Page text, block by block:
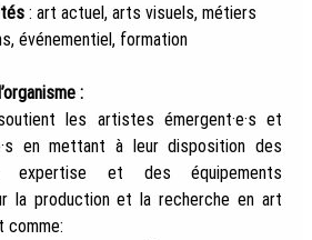
: art actuel, arts visuels, métiers
événementiel, formation
:
les artistes émergent·e·s et
en mettant à leur disposition des
expertise et des équipements
la production et la recherche en art
comme: